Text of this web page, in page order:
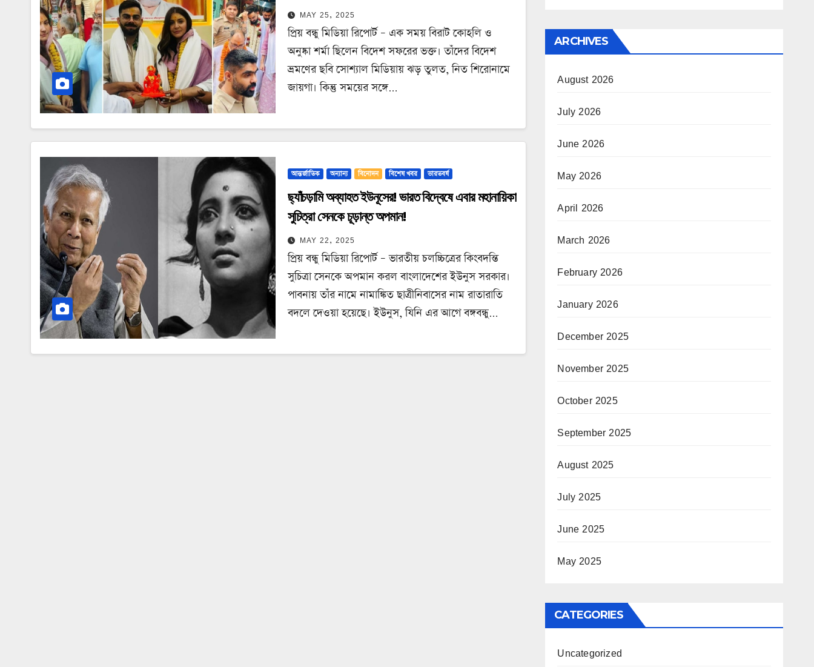
MAY 25, 2025
প্রিয় বন্ধু মিডিয়া রিপোর্ট – এক সময় বিরাট কোহলি ও
অনুষ্কা শর্মা ছিলেন বিদেশ সফরের ভক্ত। তাঁদের বিদেশ
ভ্রমণের ছবি সোশ্যাল মিডিয়ায় ঝড় তুলত, নিত শিরোনামে
জায়গা। কিন্তু সময়ের সঙ্গে…
আন্তর্জাতিক অন্যান্য বিনোদন বিশেষ খবর ভারতবর্ষ
ছ্যাঁচড়ামি অব্যাহত ইউনূসের! ভারত বিদ্বেষে এবার মহানায়িকা
সুচিত্রা সেনকে চূড়ান্ত অপমান!
MAY 22, 2025
প্রিয় বন্ধু মিডিয়া রিপোর্ট – ভারতীয় চলচ্চিত্রের কিংবদন্তি
সুচিত্রা সেনকে অপমান করল বাংলাদেশের ইউনুস সরকার।
পাবনায় তাঁর নামে নামাঙ্কিত ছাত্রীনিবাসের নাম রাতারাতি
বদলে দেওয়া হয়েছে। ইউনুস, যিনি এর আগে বঙ্গবন্ধু…
ARCHIVES
August 2026
July 2026
June 2026
May 2026
April 2026
March 2026
February 2026
January 2026
December 2025
November 2025
October 2025
September 2025
August 2025
July 2025
June 2025
May 2025
CATEGORIES
Uncategorized